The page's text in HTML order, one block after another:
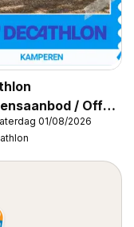
/ Offre
01/08/2026